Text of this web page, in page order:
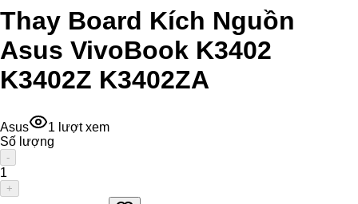
Thay Board Kích Nguồn
Asus VivoBook K3402
K3402Z K3402ZA
Asus 1 lượt xem
Số lượng
-
1
+